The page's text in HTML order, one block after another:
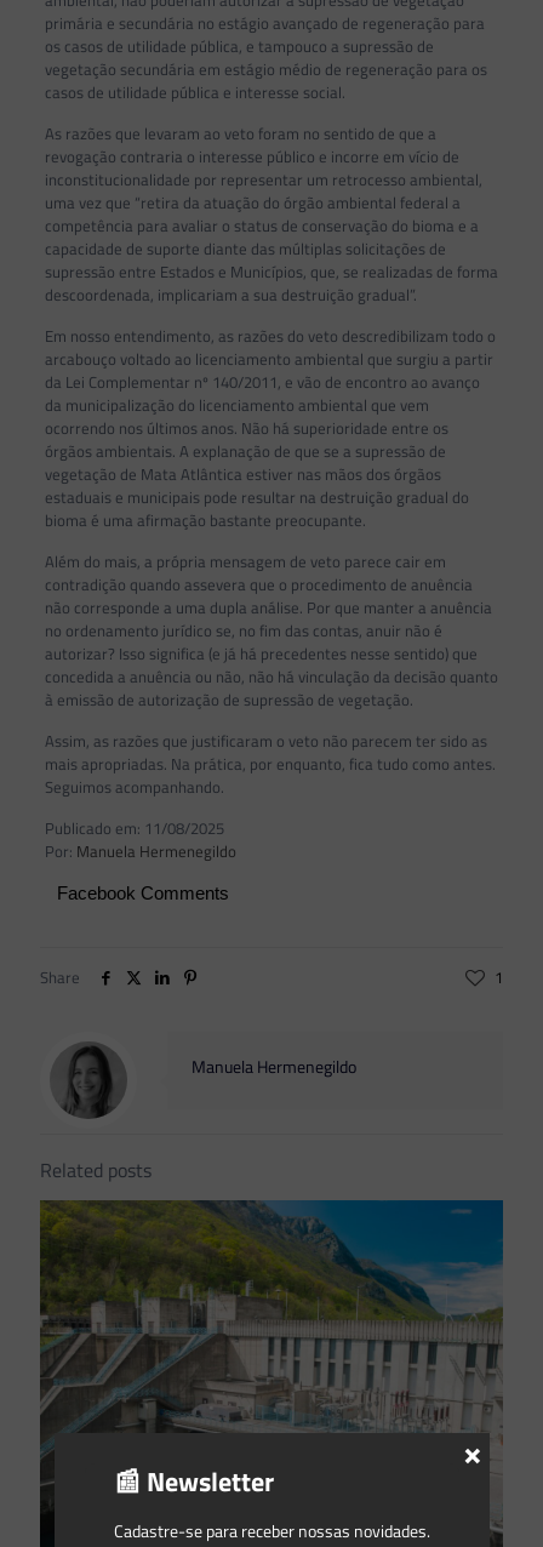
primária e secundária no estágio avançado de regeneração para
os casos de utilidade pública, e tampouco a supressão de
vegetação secundária em estágio médio de regeneração para os
casos de utilidade pública e interesse social.
As razões que levaram ao veto foram no sentido de que a
revogação contraria o interesse público e incorre em vício de
inconstitucionalidade por representar um retrocesso ambiental,
uma vez que “retira da atuação do órgão ambiental federal a
competência para avaliar o status de conservação do bioma e a
capacidade de suporte diante das múltiplas solicitações de
supressão entre Estados e Municípios, que, se realizadas de forma
descoordenada, implicariam a sua destruição gradual”.
Em nosso entendimento, as razões do veto descredibilizam todo o
arcabouço voltado ao licenciamento ambiental que surgiu a partir
da Lei Complementar nº 140/2011, e vão de encontro ao avanço
da municipalização do licenciamento ambiental que vem
ocorrendo nos últimos anos. Não há superioridade entre os
órgãos ambientais. A explanação de que se a supressão de
vegetação de Mata Atlântica estiver nas mãos dos órgãos
estaduais e municipais pode resultar na destruição gradual do
bioma é uma afirmação bastante preocupante.
Além do mais, a própria mensagem de veto parece cair em
contradição quando assevera que o procedimento de anuência
não corresponde a uma dupla análise. Por que manter a anuência
no ordenamento jurídico se, no fim das contas, anuir não é
autorizar? Isso significa (e já há precedentes nesse sentido) que
concedida a anuência ou não, não há vinculação da decisão quanto
à emissão de autorização de supressão de vegetação.
Assim, as razões que justificaram o veto não parecem ter sido as
mais apropriadas. Na prática, por enquanto, fica tudo como antes.
Seguimos acompanhando.
Publicado em: 11/08/2025
Por: Manuela Hermenegildo
Facebook Comments
Share 1
Manuela Hermenegildo
Related posts
📰 Newsletter
Cadastre-se para receber nossas novidades.
×